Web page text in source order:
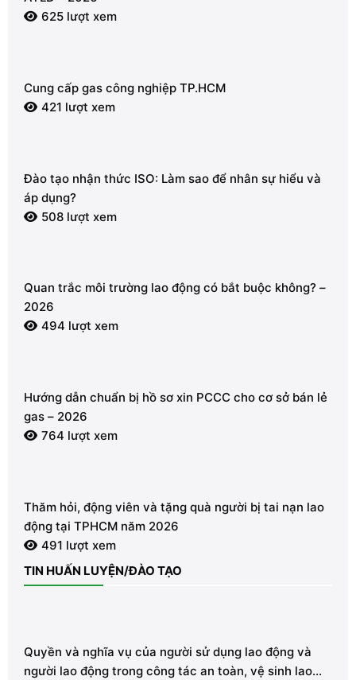
625 lượt xem
Cung cấp gas công nghiệp TP.HCM
421 lượt xem
Đào tạo nhận thức ISO: Làm sao để nhân sự hiểu và
áp dụng?
508 lượt xem
Quan trắc môi trường lao động có bắt buộc không? –
2026
494 lượt xem
Hướng dẫn chuẩn bị hồ sơ xin PCCC cho cơ sở bán lẻ
gas – 2026
764 lượt xem
Thăm hỏi, động viên và tặng quà người bị tai nạn lao
động tại TPHCM năm 2026
491 lượt xem
TIN HUẤN LUYỆN/ĐÀO TẠO
Quyền và nghĩa vụ của người sử dụng lao động và
người lao động trong công tác an toàn, vệ sinh lao